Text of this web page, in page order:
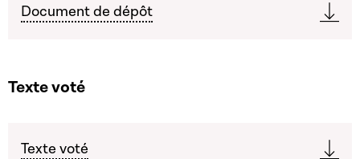
Document de dépôt
Texte voté
Texte voté